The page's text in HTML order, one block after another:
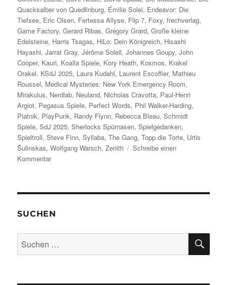
Quacksalber von Quedlinburg, Émilie Solei, Endeavor: Die
Tiefsee, Eric Olsen, Fertessa Allyse, Flip 7, Foxy,frechverlag,
Game Factory,Gerard Ribas,Grégory Grard,Große kleine
Edelsteine, Harris Tsagas, HiLo: Dein Königreich, Hisashi
Hayashi,Jarrat Gray,Jérôme Soleil,Johannes Goupy,John
Cooper, Kauri, Koalla Spiele, Kory Heath, Kosmos, Krakel
Orakel, KSdJ 2025, Laura Kudahl, Laurent Escoffier, Mathieu
Roussel, Medical Mysteries: New York Emergency Room,
Mirakulus, Nerdlab, Neuland, Nicholas Cravotta, Paul-Henri
Argiot, Pegasus Spiele, Perfect Words, Phil Walker-Harding,
Piatnik, PlayPunk, Randy Flynn, Rebecca Bleau,Schmidt
Spiele,SdJ 2025,Sherlocks Spürnasen,Spielgedanken,
Spieltroll,Steve Finn,Syllaba,The Gang,Topp die Torte, Urtis
Šulinskas,Wolfgang Warsch,Zenith
Schreibe einen
Kommentarzu
–
Nominierungen
SUCHEN
Suchen
nach: